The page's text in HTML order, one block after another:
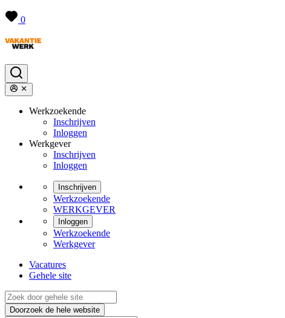
0
Werkzoekende
Inschrijven
Inloggen
Werkgever
Inschrijven
Inloggen
Inschrijven
Werkzoekende
WERKGEVER
Inloggen
Werkzoekende
Werkgever
Vacatures
Gehele site